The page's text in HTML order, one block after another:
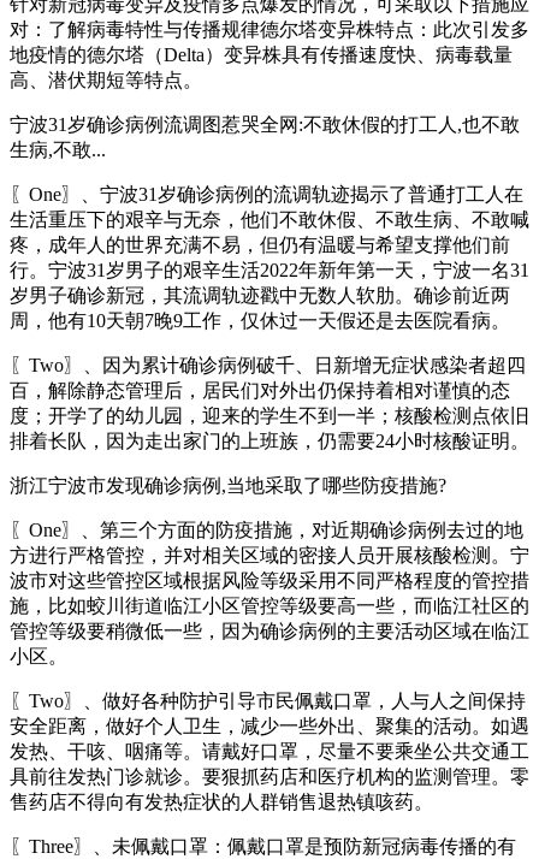
对：了解病毒特性与传播规律德尔塔变异株特点：此次引发多
地疫情的德尔塔（Delta）变异株具有传播速度快、病毒载量
高、潜伏期短等特点。
宁波31岁确诊病例流调图惹哭全网:不敢休假的打工人,也不敢
生病,不敢...
〖One〗、宁波31岁确诊病例的流调轨迹揭示了普通打工人在
生活重压下的艰辛与无奈，他们不敢休假、不敢生病、不敢喊
疼，成年人的世界充满不易，但仍有温暖与希望支撑他们前
行。宁波31岁男子的艰辛生活2022年新年第一天，宁波一名31
岁男子确诊新冠，其流调轨迹戳中无数人软肋。确诊前近两
周，他有10天朝7晚9工作，仅休过一天假还是去医院看病。
〖Two〗、因为累计确诊病例破千、日新增无症状感染者超四
百，解除静态管理后，居民们对外出仍保持着相对谨慎的态
度；开学了的幼儿园，迎来的学生不到一半；核酸检测点依旧
排着长队，因为走出家门的上班族，仍需要24小时核酸证明。
浙江宁波市发现确诊病例,当地采取了哪些防疫措施?
〖One〗、第三个方面的防疫措施，对近期确诊病例去过的地
方进行严格管控，并对相关区域的密接人员开展核酸检测。宁
波市对这些管控区域根据风险等级采用不同严格程度的管控措
施，比如蛟川街道临江小区管控等级要高一些，而临江社区的
管控等级要稍微低一些，因为确诊病例的主要活动区域在临江
小区。
〖Two〗、做好各种防护引导市民佩戴口罩，人与人之间保持
安全距离，做好个人卫生，减少一些外出、聚集的活动。如遇
发热、干咳、咽痛等。请戴好口罩，尽量不要乘坐公共交通工
具前往发热门诊就诊。要狠抓药店和医疗机构的监测管理。零
售药店不得向有发热症状的人群销售退热镇咳药。
〖Three〗、未佩戴口罩：佩戴口罩是预防新冠病毒传播的有